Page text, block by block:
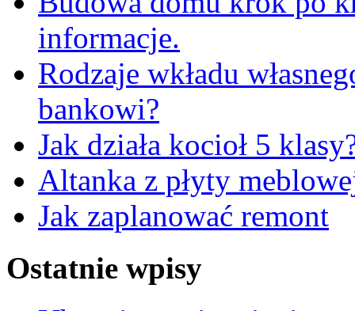
informacje.
Rodzaje wkładu
bankowi?
Jak działa kocioł 5
Altanka z płyty
Jak zaplanować remont
Ostatnie wpisy